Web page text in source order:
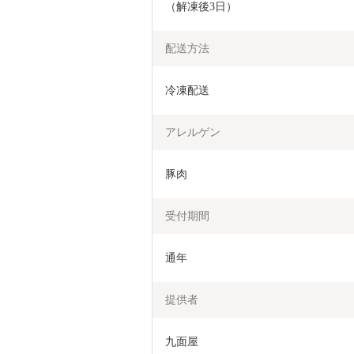
（解凍後3日）
配送方法
冷凍配送
アレルゲン
豚肉
受付期間
通年
提供者
九面屋